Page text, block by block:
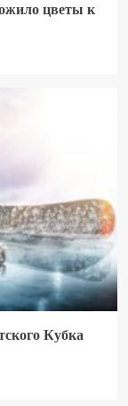
цветы к
Кубка